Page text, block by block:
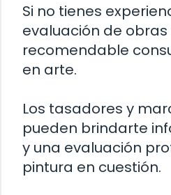
Si no tienes
evaluación de
recomendable
en arte.
Los tasadores y
pueden brindarte
y una evaluación
pintura en cuestión.